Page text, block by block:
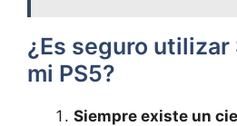
¿Es ​seguro utilizar
mi PS5?
Siempre‍ existe un